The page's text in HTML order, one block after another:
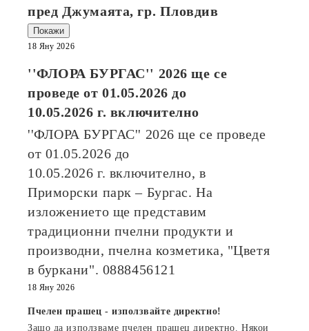
пред Джумаята, гр. Пловдив
Покажи
18 Яну 2026
''ФЛОРА БУРГАС'' 2026ще се
проведе от01.05.2026 до
10.05.2026 г. включително
''ФЛОРА БУРГАС'' 2026ще се проведе
от 01.05.2026 до
10.05.2026 г. включително, в
Приморски парк – Бургас. На
изложението ще представим
традиционни пчелни продукти и
производни, пчелна козметика, "Цветя
в буркани". 0888456121
18 Яну 2026
Пчелен прашец - използвайте директно!
Защо да използваме пчелен прашец директно. Някои